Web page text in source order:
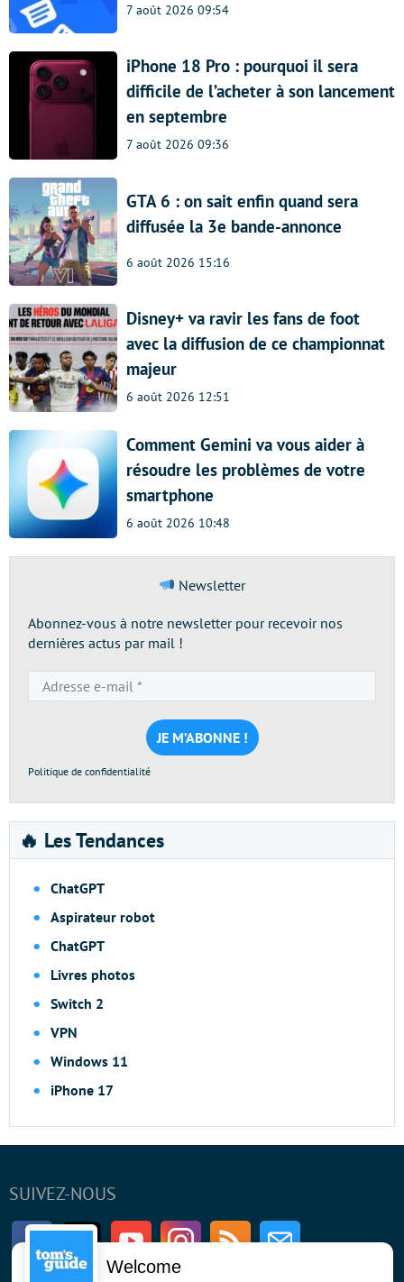
7 août 2026 09:54
iPhone 18 Pro : pourquoi il sera
difficile de l’acheter à son lancement
en septembre
7 août 2026 09:36
GTA 6 : on sait enfin quand sera
diffusée la 3e bande-annonce
6 août 2026 15:16
Disney+ va ravir les fans de foot
avec la diffusion de ce championnat
majeur
6 août 2026 12:51
Comment Gemini va vous aider à
résoudre les problèmes de votre
smartphone
6 août 2026 10:48
Newsletter
Abonnez-vous à notre newsletter pour recevoir nos
dernières actus par mail !
e-
mail
*
Politique de confidentialité
🔥 Les Tendances
ChatGPT
Aspirateur robot
ChatGPT
Livres photos
Switch 2
VPN
Windows 11
iPhone 17
SUIVEZ-NOUS
FacebookTwitter Youtube InstagramRSS Newsletter
Welcome